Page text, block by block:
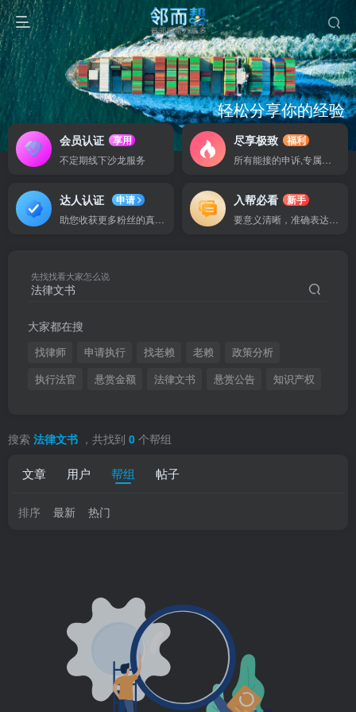
轻松分享你的经验
邻而帮助你快速积累行业资源
认证权益
我们对有为的作者提供更多
会员认证
享用
不定期线下沙龙服务
尽享极致
福利
达人认证
申请
入帮必看
新手
先找找看大家怎么说
大家都在搜
找律师 申请执行 找老赖 老赖
政策分析
执行法官
悬赏金额 法律文书 悬赏公告 知识产权
搜索 法律文书 ，共找到 0 个帮组
文章 用户 帮组 帖子
排序 最新 热门